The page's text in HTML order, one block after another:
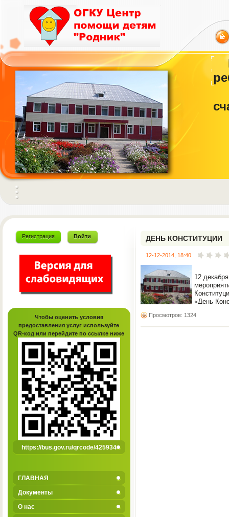
Регистрация Войти
Чтобы оценить условия
предоставления услуг используйте
QR-код или перейдите по ссылке ниже
https://bus.gov.ru/qrcode/425934
ГЛАВНАЯ
Документы
О нас
ДЕНЬ КОНСТИТУЦИИ
12-12-2014, 18:40
12
«День
Просмотров: 1324